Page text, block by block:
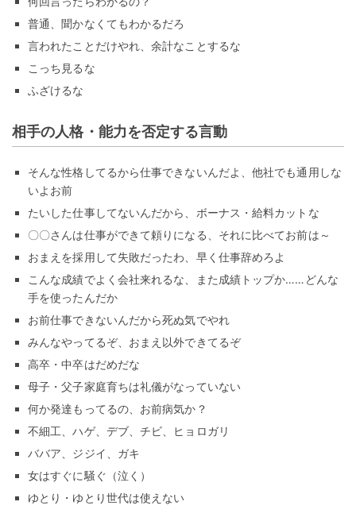
普通、聞かなくてもわかるだろ
言われたことだけやれ、余計なことするな
こっち見るな
ふざけるな
相手の人格・能力を否定する言動
そんな性格してるから仕事できないんだよ、他社でも通用しな
いよお前
たいした仕事してないんだから、ボーナス・給料カットな
〇〇さんは仕事ができて頼りになる、それに比べてお前は～
おまえを採用して失敗だったわ、早く仕事辞めろよ
こんな成績でよく会社来れるな、また成績トップか……どんな
手を使ったんだか
お前仕事できないんだから死ぬ気でやれ
みんなやってるぞ、おまえ以外できてるぞ
高卒・中卒はだめだな
母子・父子家庭育ちは礼儀がなっていない
何か発達もってるの、お前病気か？
不細工、ハゲ、デブ、チビ、ヒョロガリ
ババア、ジジイ、ガキ
女はすぐに騒ぐ（泣く）
ゆとり・ゆとり世代は使えない